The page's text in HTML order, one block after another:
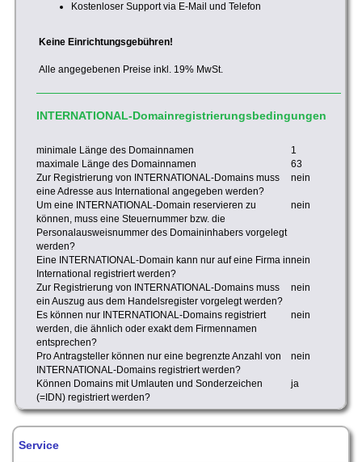
Kostenloser Support via E-Mail und Telefon
Keine Einrichtungsgebühren!
Alle angegebenen Preise inkl. 19% MwSt.
INTERNATIONAL-Domainregistrierungsbedingungen
minimale Länge des Domainnamen
1
maximale Länge des Domainnamen
63
Zur Registrierung von INTERNATIONAL-Domains muss
eine Adresse aus International angegeben werden?
nein
Um eine INTERNATIONAL-Domain reservieren zu
können, muss eine Steuernummer bzw. die
Personalausweisnummer des Domaininhabers vorgelegt
werden?
nein
Eine INTERNATIONAL-Domain kann nur auf eine Firma in
International registriert werden?
nein
Zur Registrierung von INTERNATIONAL-Domains muss
ein Auszug aus dem Handelsregister vorgelegt werden?
nein
Es können nur INTERNATIONAL-Domains registriert
werden, die ähnlich oder exakt dem Firmennamen
entsprechen?
nein
Pro Antragsteller können nur eine begrenzte Anzahl von
INTERNATIONAL-Domains registriert werden?
nein
Können Domains mit Umlauten und Sonderzeichen
(=IDN) registriert werden?
ja
Service